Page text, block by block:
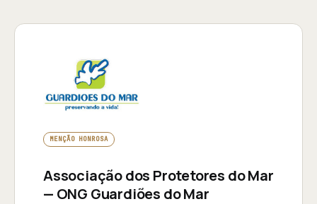
MENÇÃO HONROSA
Associação dos Protetores do Mar
— ONG Guardiões do Mar